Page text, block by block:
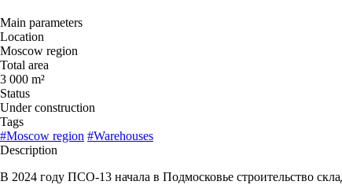
Main parameters
Location
Moscow region
Total area
3 000 m²
Status
Under construction
Tags
#Moscow region #Warehouses
Description
В 2024 году ПСО-13 начала в Подмосковье строительство